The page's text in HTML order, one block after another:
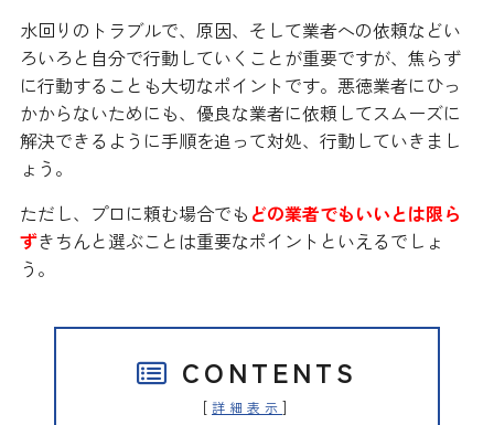
水回りのトラブルで、原因、そして業者への依頼などい
ろいろと自分で行動していくことが重要ですが、焦らず
に行動することも大切なポイントです。悪徳業者にひっ
かからないためにも、優良な業者に依頼してスムーズに
解決できるように手順を追って対処、行動していきまし
ょう。
ただし、プロに頼む場合でも どの業者でもいいとは限ら
ずきちんと選ぶことは重要なポイントといえるでしょ
う。
CONTENTS
[ 詳細表示 ]